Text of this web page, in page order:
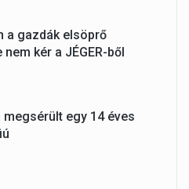
a gazdák elsöprő
kér a JÉGER-ből
megsérült egy 14 éves